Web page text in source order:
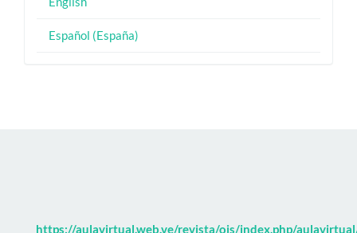
Español (España)
https://aulavirtual.web.ve/revista/ojs/index.php/